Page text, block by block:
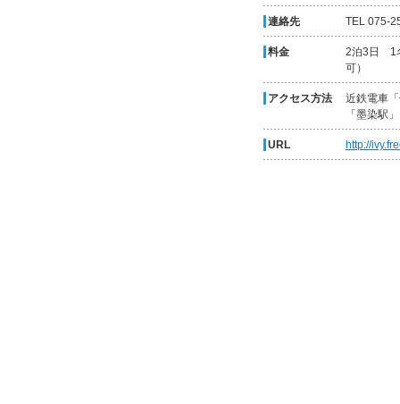
連絡先 TEL
料金
2泊3日 1
可）
アクセス方法
近鉄電車
「墨染駅
URL http://